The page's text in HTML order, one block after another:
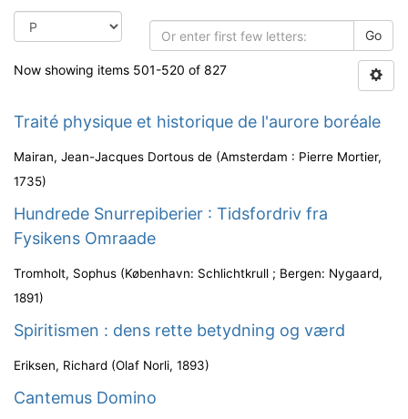
Go
Now showing items 501-520 of 827
Traité physique et historique de l'aurore boréale
Mairan, Jean-Jacques Dortous de (Amsterdam : Pierre Mortier,
1735)
Hundrede Snurrepiberier : Tidsfordriv fra
Fysikens Omraade
Tromholt, Sophus (København: Schlichtkrull ; Bergen: Nygaard,
1891)
Spiritismen : dens rette betydning og værd
Eriksen, Richard (Olaf Norli, 1893)
Cantemus Domino